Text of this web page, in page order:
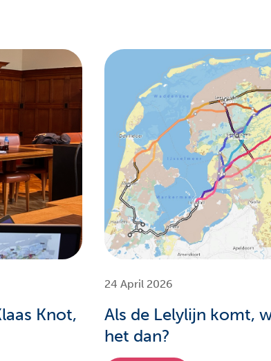
Knot,
24 April 2026
Als de Lelylijn komt,
het dan?